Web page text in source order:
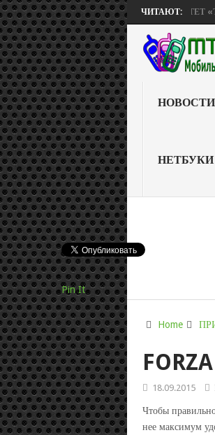
ЧИТАЮТ:
BETHESDA, «ЯНДЕКС» ПРИОБРЕТЕТ
НОВОСТИ
НЕТБУКИ
Home
18.09.2015
Чтобы
нее максимум
Pin It